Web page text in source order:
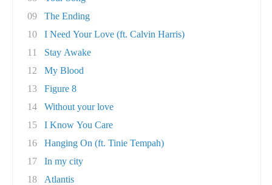
09
The Ending
10
I Need Your Love (ft. Calvin Harris)
11
Stay Awake
12
My Blood
13
Figure 8
14
Without your love
15
I Know You Care
16
Hanging On (ft. Tinie Tempah)
17
In my city
18
Atlantis